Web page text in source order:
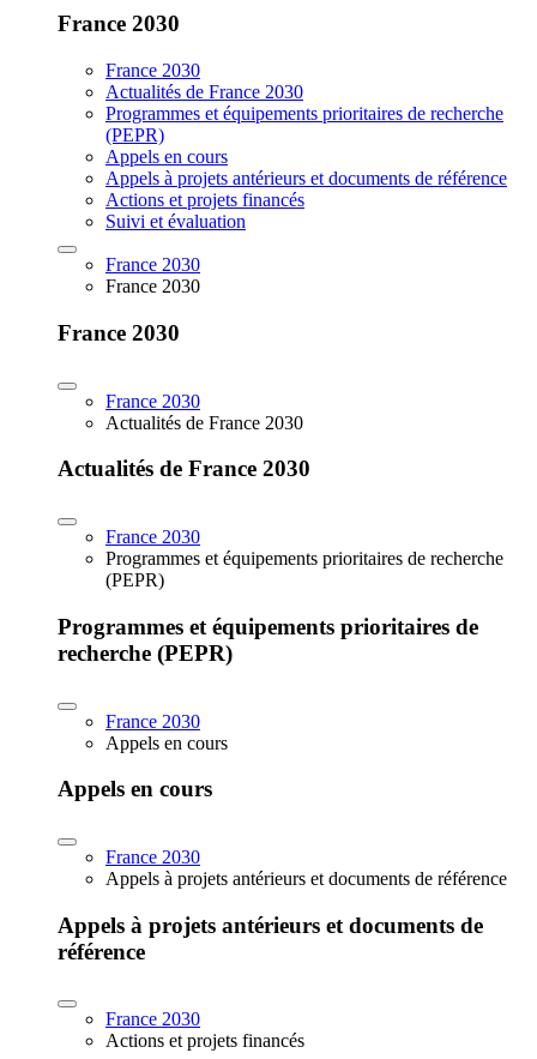
France 2030
France 2030
Actualités de France 2030
Programmes et équipements prioritaires de recherche
(PEPR)
Appels en cours
Appels à projets antérieurs et documents de référence
Actions et projets financés
Suivi et évaluation
France 2030
France 2030
France 2030
France 2030
Actualités de France 2030
Actualités de France 2030
France 2030
Programmes et équipements prioritaires de recherche
(PEPR)
Programmes et équipements prioritaires de
recherche (PEPR)
France 2030
Appels en cours
Appels en cours
France 2030
Appels à projets antérieurs et documents de référence
Appels à projets antérieurs et documents de
référence
France 2030
Actions et projets financés